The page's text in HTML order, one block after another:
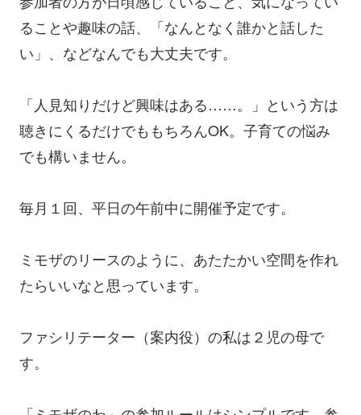
ることや趣味の話、「なんとなく誰かと話した
い」、などなんでも大丈夫です。
「人見知りだけど興味はある……。」という方は
聴きにくるだけでももちろんOK。子育ての悩み
でも構いません。
毎月１回、平日の午前中に開催予定です。
ミモザのリースのように、あたたかい空間を作れ
たらいいなと思っています。
ファシリテーター（案内役）の私は２児の母で
す。